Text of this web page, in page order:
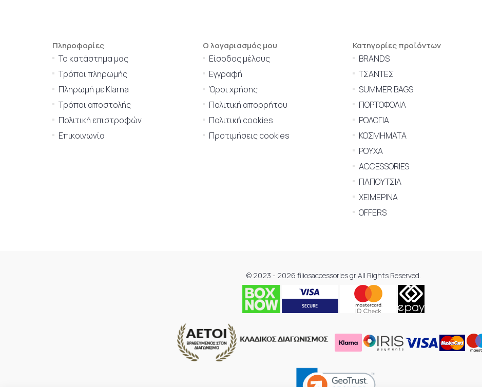
Πληροφορίες
Το κατάστημα μας
Τρόποι πληρωμής
Πληρωμή με Klarna
Τρόποι αποστολής
Πολιτική επιστροφών
Επικοινωνία
Ο λογαριασμός μου
Είσοδος μέλους
Εγγραφή
Όροι χρήσης
Πολιτική απορρήτου
Πολιτική cookies
Προτιμήσεις cookies
Κατηγορίες προϊόντων
BRANDS
ΤΣΑΝΤΕΣ
SUMMER BAGS
ΠΟΡΤΟΦΟΛΙΑ
ΡΟΛΟΓΙΑ
ΚΟΣΜΗΜΑΤΑ
ΡΟΥΧΑ
ACCESSORIES
ΠΑΠΟΥΤΣΙΑ
ΧΕΙΜΕΡΙΝΑ
OFFERS
© 2023 - 2026 filiosaccessories.gr All Rights Reserved.